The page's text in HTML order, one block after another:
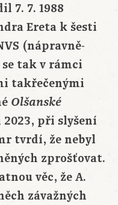
7. 7. 1988
Ereta k šesti
(nápravně-
tak v rámci
takřečenými
Olšanské
2023, při slyšení
tvrdí, že nebyl
zprošťovat.
věc, že A.
závažných